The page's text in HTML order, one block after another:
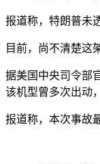
报道称，特朗普未
目前，尚不清楚这
据美国中央司令部
该机型曾多次出动
报道称，本次事故